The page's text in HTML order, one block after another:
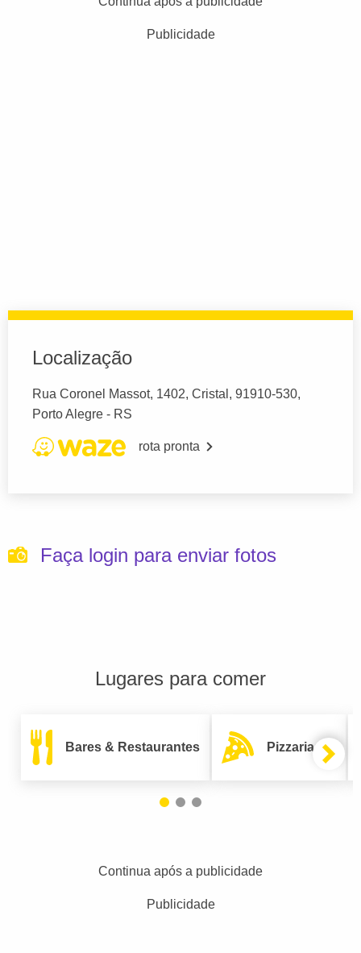
Publicidade
Localização
Rua Coronel Massot, 1402, Cristal, 91910-530,
Porto Alegre - RS
rota pronta
Faça login para enviar fotos
Lugares para comer
Bares & Restaurantes Pizzarias
Continua após a publicidade
Publicidade